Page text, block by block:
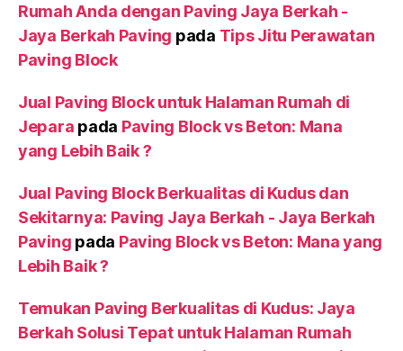
Rumah Anda dengan Paving Jaya Berkah -
Jaya Berkah Paving pada Tips Jitu Perawatan
Paving Block
Jual Paving Block untuk Halaman Rumah di
Jepara pada Paving Block vs Beton: Mana
yang Lebih Baik ?
Jual Paving Block Berkualitas di Kudus dan
Sekitarnya: Paving Jaya Berkah - Jaya Berkah
Paving pada Paving Block vs Beton: Mana yang
Lebih Baik ?
Temukan Paving Berkualitas di Kudus: Jaya
Berkah Solusi Tepat untuk Halaman Rumah